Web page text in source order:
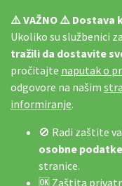
⚠️ VAŽNO ⚠️ Dostava
Ukoliko su službenici
tražili da dostavite
pročitajte naputak o
odgovore na našim
informiranje.
🚫 Radi zaštite
osobne podatke
stranice.
🆗 Zaštita